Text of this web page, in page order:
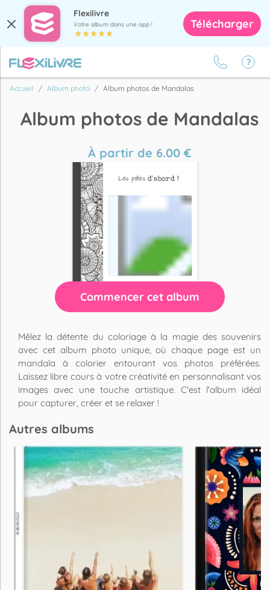
Flexilivre
Votre album dans une app ! Télécharger
Accueil Album photo Album photos de Mandalas
Album photos de Mandalas
À partir de 6.00€
Commencer cet album
Mêlez la détente du coloriage à la magie des souvenirs
avec cet album photo unique, où chaque page est un
mandala à colorier entourant vos photos préférées.
Laissez libre cours à votre créativité en personnalisant vos
images avec une touche artistique. C'est l'album idéal
pour capturer, créer et se relaxer !
Autres albums